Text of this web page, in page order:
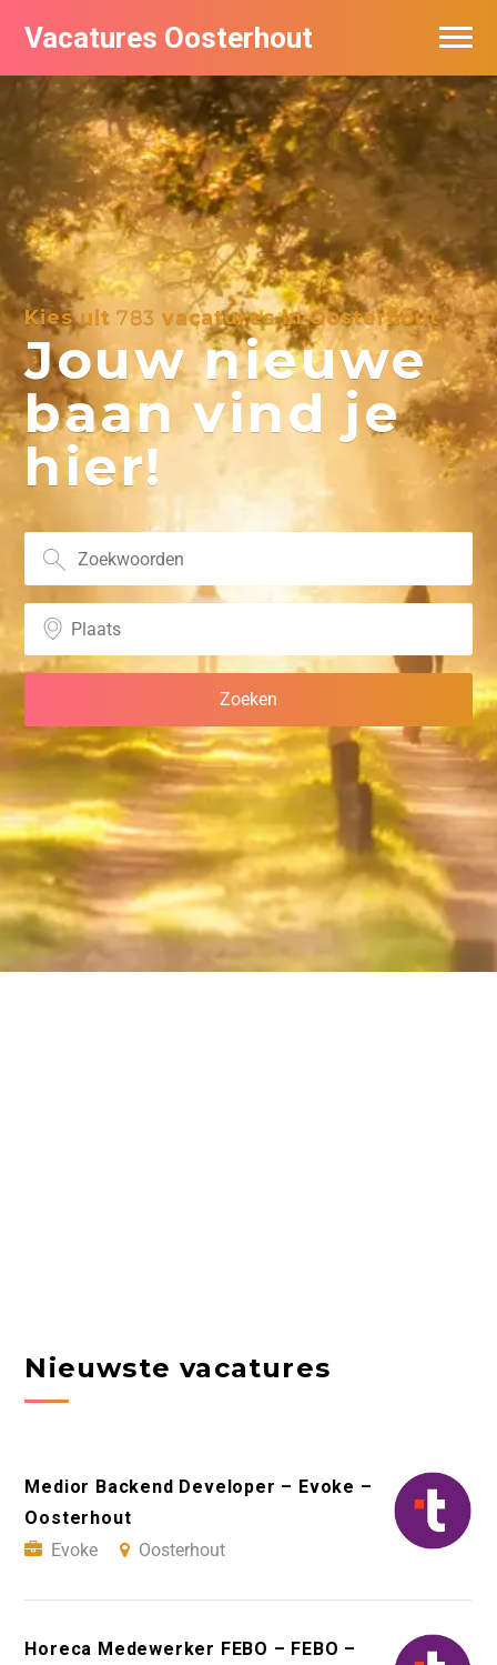
Vacatures Oosterhout
Kies uit783 vacatures in Oosterhout
Jouw nieuwe
baan vind je
hier!
Nieuwste vacatures
Medior Backend Developer – Evoke –
Oosterhout
Evoke
Oosterhout
Horeca Medewerker FEBO – FEBO –
Vacatures per bedrijf